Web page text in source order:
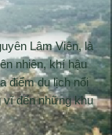
Lâm Viên, là
nhiên, khí hậu
điểm du lịch nổi
đến những khu